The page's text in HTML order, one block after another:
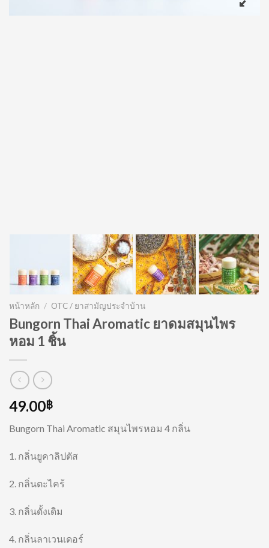
หน้าหลัก / OTC / ยาสามัญประจำบ้าน
Bungorn Thai Aromatic ยาดมสมุนไพร
หอม 1 ชิ้น
49.00฿
Bungorn Thai Aromatic สมุนไพรหอม 4 กลิ่น
1. กลิ่นยูคาลิปตัส
2. กลิ่นตะไคร้
3. กลิ่นดั้งเดิม
4. กลิ่นลาเวนเดอร์